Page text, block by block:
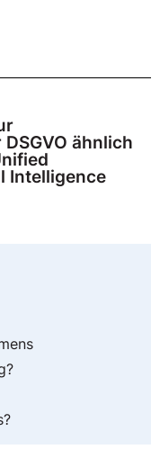
ähnlich
Intelligence